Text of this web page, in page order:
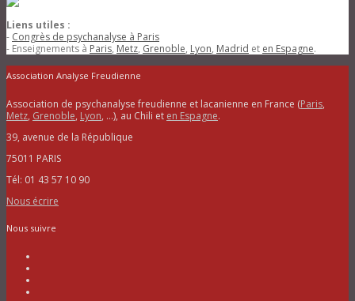
Liens utiles :
- Congrès de psychanalyse à Paris
- Enseignements à Paris, Metz, Grenoble, Lyon, Madrid et en Espagne.
Association Analyse Freudienne
Association de psychanalyse freudienne et lacanienne en France (Paris,
Metz, Grenoble, Lyon, …), au Chili et en Espagne.
39, avenue de la République
75011 PARIS
Tél: 01 43 57 10 90
Nous écrire
Nous suivre